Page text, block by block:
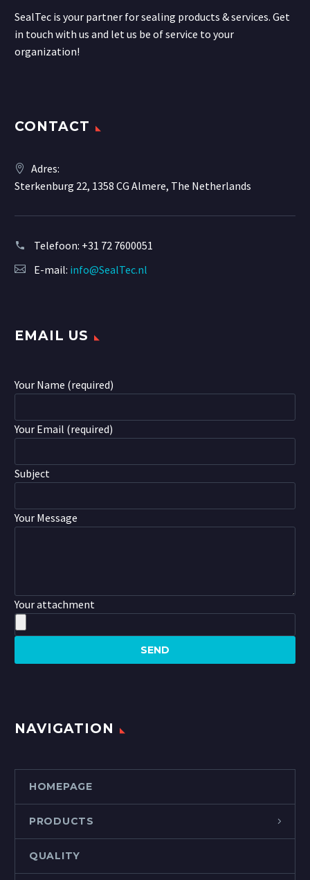
SealTec is your partner for sealing products & services. Get
in touch with us and let us be of service to your
organization!
CONTACT
Adres:
Sterkenburg 22, 1358 CG Almere, The Netherlands
Telefoon: +31 72 7600051
E-mail: info@SealTec.nl
EMAIL US
Your Name (required)
Your Email (required)
Subject
Your Message
Your attachment
NAVIGATION
HOMEPAGE
PRODUCTS
QUALITY